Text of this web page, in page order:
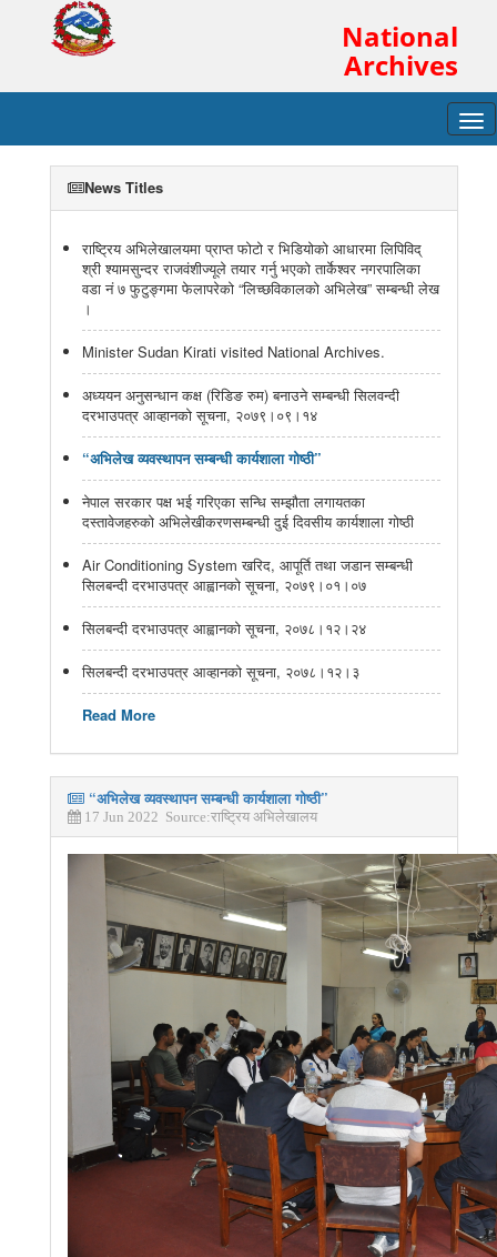
National
Archives
News Titles
राष्ट्रिय अभिलेखालयमा प्राप्त फोटो र भिडियोको आधारमा लिपिविद्
श्री श्यामसुन्दर राजवंशीज्यूले तयार गर्नु भएको तार्केश्वर नगरपालिका
वडा नं ७ फुटुङ्गमा फेलापरेको “लिच्छविकालको अभिलेख” सम्बन्धी लेख
।
Minister Sudan Kirati visited National Archives.
अध्ययन अनुसन्धान कक्ष (रिडिङ रुम) बनाउने सम्बन्धी सिलवन्दी
दरभाउपत्र आव्हानको सूचना, २०७९।०९।१४
“अभिलेख व्यवस्थापन सम्बन्धी कार्यशाला गोष्ठी”
नेपाल सरकार पक्ष भई गरिएका सन्धि सम्झौता लगायतका
दस्तावेजहरुको अभिलेखीकरणसम्बन्धी दुई दिवसीय कार्यशाला गोष्ठी
Air Conditioning System खरिद, आपूर्ति तथा जडान सम्बन्धी
सिलबन्दी दरभाउपत्र आह्वानको सूचना, २०७९।०१।०७
सिलबन्दी दरभाउपत्र आह्वानको सूचना, २०७८।१२।२४
सिलबन्दी दरभाउपत्र आव्हानको सूचना, २०७८।१२।३
Read More
“अभिलेख व्यवस्थापन सम्बन्धी कार्यशाला गोष्ठी”
17 Jun 2022 Source:राष्ट्रिय अभिलेखालय